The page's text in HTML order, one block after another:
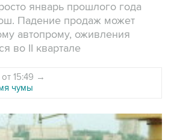
январь прошлого года
Падение продаж может
автопрому, оживления
во II квартале
15:49 →
чумы